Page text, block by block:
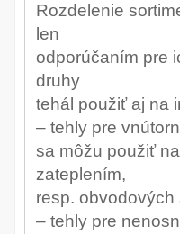
Rozdelenie
len
odporúčaním pre
druhy
tehál použiť aj na
– tehly pre
sa môžu použiť
zateplením,
resp.
– tehly pre